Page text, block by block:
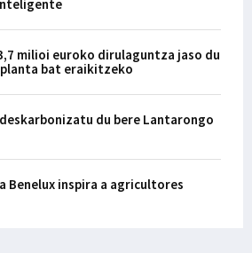
milioi euroko dirulaguntza jaso du
bat eraikitzeko
du bere Lantarongo
Benelux inspira a agricultores